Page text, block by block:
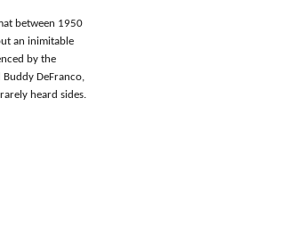
between 1950
an inimitable
by the
DeFranco,
heard sides.